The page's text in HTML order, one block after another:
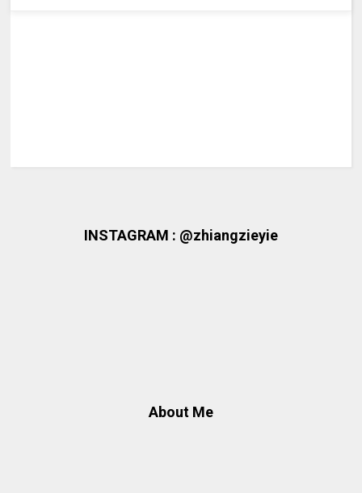
INSTAGRAM : @zhiangzieyie
About Me